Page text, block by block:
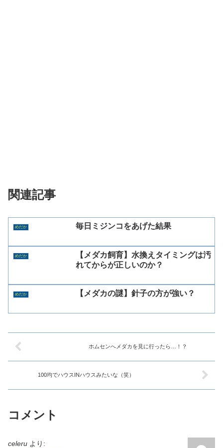
関連記事
めだか 毎日ミジンコをあげた結果
めだか
【メダカ飼育】水換えタイミングは汚
れてからが正しいのか？
めだか 【メダカの謎】針子の方が強い？
ホムセンへメダカを見に行ったら…！？
100均でハウスINハウスみたいな（笑）
コメント
celeru より: